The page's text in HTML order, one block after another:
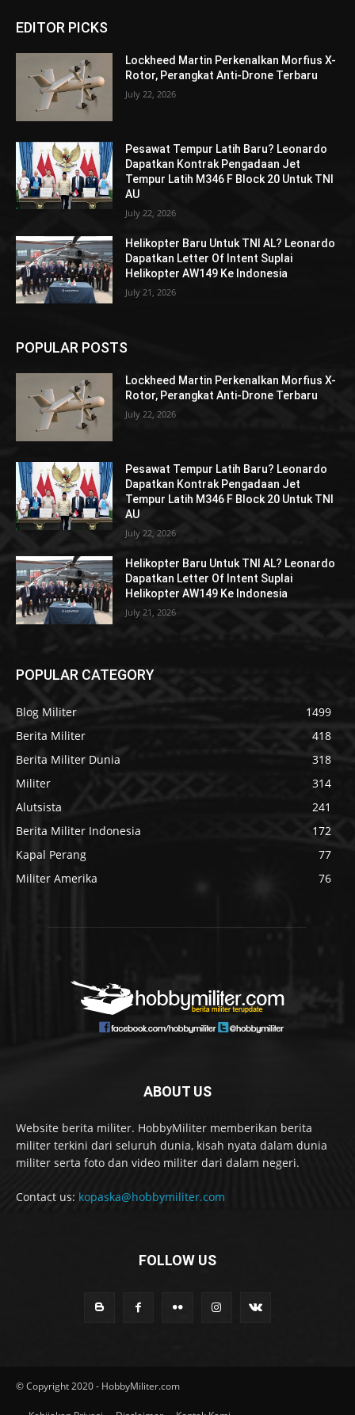
EDITOR PICKS
Lockheed Martin Perkenalkan Morfius X-
Rotor, Perangkat Anti-Drone Terbaru
July 22, 2026
Pesawat Tempur Latih Baru? Leonardo
Dapatkan Kontrak Pengadaan Jet
Tempur Latih M346 F Block 20 Untuk TNI
AU
July 22, 2026
Helikopter Baru Untuk TNI AL? Leonardo
Dapatkan Letter Of Intent Suplai
Helikopter AW149 Ke Indonesia
July 21, 2026
POPULAR POSTS
Lockheed Martin Perkenalkan Morfius X-
Rotor, Perangkat Anti-Drone Terbaru
July 22, 2026
Pesawat Tempur Latih Baru? Leonardo
Dapatkan Kontrak Pengadaan Jet
Tempur Latih M346 F Block 20 Untuk TNI
AU
July 22, 2026
Helikopter Baru Untuk TNI AL? Leonardo
Dapatkan Letter Of Intent Suplai
Helikopter AW149 Ke Indonesia
July 21, 2026
POPULAR CATEGORY
Blog Militer
1499
Berita Militer
418
Berita Militer Dunia
318
Militer
314
Alutsista
241
Berita Militer Indonesia
172
Kapal Perang
77
Militer Amerika
76
ABOUT US
Website berita militer. HobbyMiliter memberikan berita
militer terkini dari seluruh dunia, kisah nyata dalam dunia
militer serta foto dan video militer dari dalam negeri.
Contact us: kopaska@hobbymiliter.com
FOLLOW US
© Copyright 2020 - HobbyMiliter.com